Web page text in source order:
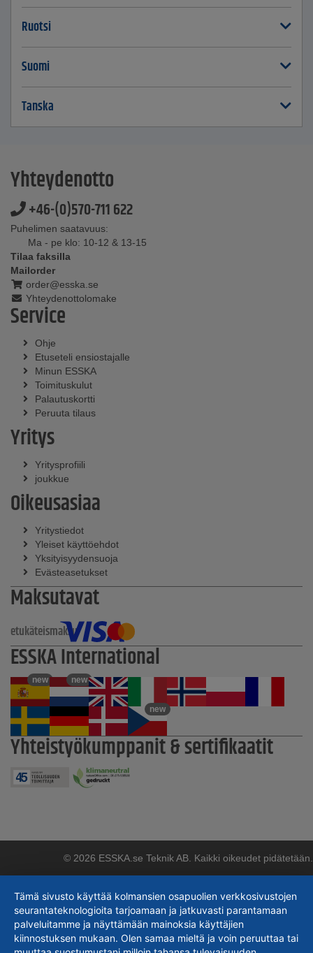
Ruotsi
Suomi
Tanska
Yhteydenotto
+46-(0)570-711 622
Puhelimen saatavuus:
Ma - pe klo: 10-12 & 13-15
Tilaa faksilla
Mailorder
order@esska.se
Yhteydenottolomake
Service
Ohje
Etuseteli ensiostajalle
Minun ESSKA
Toimituskulut
Palautuskortti
Peruuta tilaus
Yritys
Yritysprofiili
joukkue
Oikeusasiaa
Yritystiedot
Yleiset käyttöehdot
Yksityisyydensuoja
Evästeasetukset
Maksutavat
etukäteismaksu
ESSKA International
new new
new
Yhteistyökumppanit & sertifikaatit
© 2026 ESSKA.se Teknik AB. Kaikki oikeudet pidätetään.
Tämä sivusto käyttää kolmansien osapuolien verkkosivustojen
seurantateknologioita tarjoamaan ja jatkuvasti parantamaan
palveluitamme ja näyttämään mainoksia käyttäjien
kiinnostuksen mukaan. Olen samaa mieltä ja voin peruuttaa tai